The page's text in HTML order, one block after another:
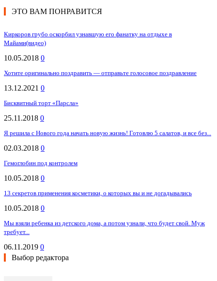
ЭТО ВАМ ПОНРАВИТСЯ
Киркоров грубо оскорбил узнавшую его фанатку на отдыхе в
Майами(видео)
10.05.2018 0
Хотите оригинально поздравить — отправьте голосовое поздравление
13.12.2021 0
Бисквитный торт «Парсла»
25.11.2018 0
Я решила с Нового года начать новую жизнь! Готовлю 5 салатов, и все без...
02.03.2018 0
Гемоглобин под контролем
10.05.2018 0
13 секретов применения косметики, о которых вы и не догадывались
10.05.2018 0
Мы взяли ребенка из детского дома, а потом узнали, что будет свой. Муж
требует...
06.11.2019 0
Выбор редактора